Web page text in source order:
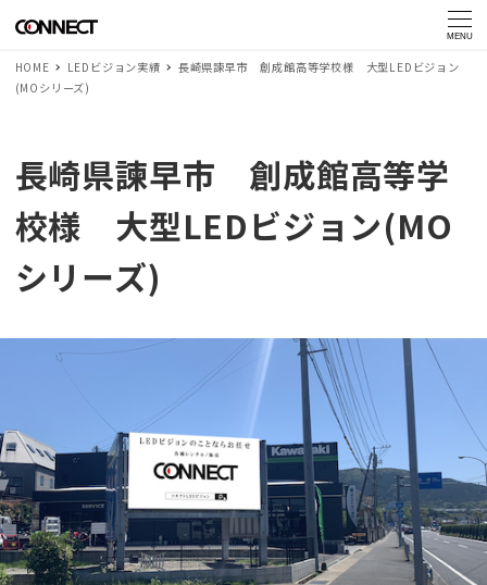
MENU
HOME LEDビジョン実績
長崎県諫早市 創成館高等学校様 大型LEDビジョン
(MOシリーズ)
長崎県諫早市 創成館高等学
校様 大型LEDビジョン(MO
シリーズ)